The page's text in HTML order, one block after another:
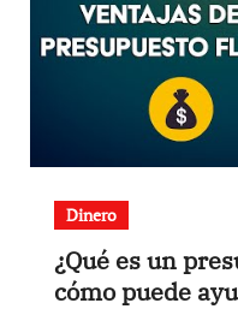
Dinero
¿Qué es un
cómo puede